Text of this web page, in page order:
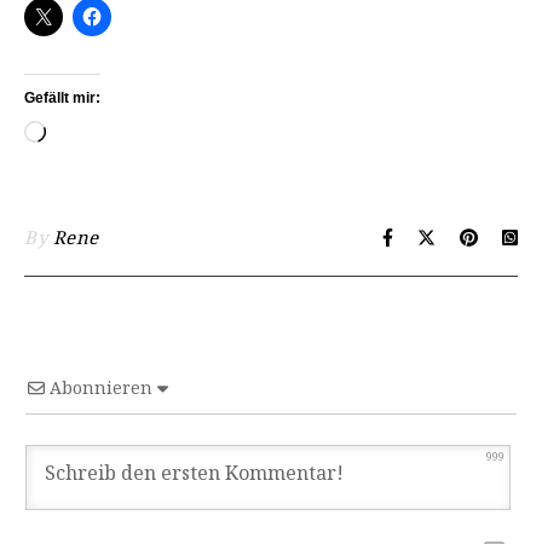
Gefällt mir:
ByRene
Abonnieren
999